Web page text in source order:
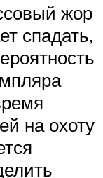
жор
спадать,
на охоту